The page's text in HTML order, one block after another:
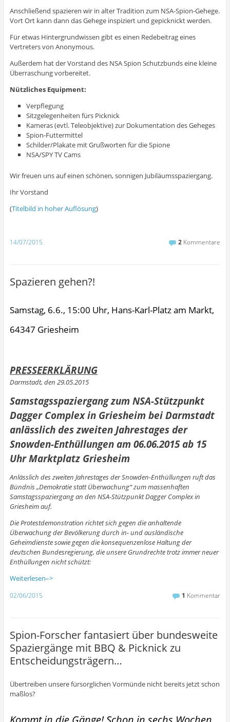
Anschließend spazieren wir in alter Tradition zum NSA-Spion-Gehege.
Vort Ort kann dann das Gehege inspiziert und gepicknickt werden.
Für etwas Hintergrundwissen gibt es einen Redebeitrag eines
Vertreters von Anonymous.
Außerdem hat der Vorstand des NSA Spion Schutzbunds eine kleine
Überraschung vorbereitet.
Nützliches Equipment:
Verpflegung
Sitzgelegenheiten fürs Picknick
Kameras (evtl. Teleobjektive) zur Dokumentation des Geheges
Spion-Futtermittel
Schilder/Plakate mit Grußworten für die Spione
NSA/SPY TV Cams
Wir freuen uns auf einen schönen, sonnigen Jubiläumsspaziergang.
Ihr Vorstand
(Titelbild in hoher Auflösung)
14/07/2015 2 Kommentare
Spazieren gehen?!
Samstag, 6.6., 15:00 Uhr, Hans-Karl-Platz am Markt,
64347 Griesheim
PRESSEERKLÄRUNG
Darmstadt, den 29.05.2015
Samstagsspaziergang zum NSA-Stützpunkt
Dagger Complex in Griesheim bei Darmstadt
anlässlich des zweiten Jahrestages der
Snowden-Enthüllungen am 06.06.2015 ab 15
Uhr Marktplatz Griesheim
Anlässlich des zweiten Jahrestages der Snowden-Enthüllungen ruft das
Bündnis „Demokratie statt Überwa­chung“ zum massenhaften
Samstagsspaziergang an den NSA-Stützpunkt Dagger Complex in
Griesheim auf.
Die Protestdemonstration richtet sich gegen die anhaltende
Überwachung der Bevölkerung durch in- und ausländische
Geheimdienste sowie gegen die konsequenzenlose Haltung der
deutschen Bundesregierung, die unsere Grundrechte trotz immer neuer
Enthüllungen nicht schützt:
Weiterlesen–>
02/06/2015 1 Kommentar
Spion-Forscher fantasiert über bundesweite
Spaziergänge mit BBQ & Picknick zu
Entscheidungsträgern…
Übertreiben unsere fürsorglichen Vormünde nicht bereits jetzt schon
maßlos?